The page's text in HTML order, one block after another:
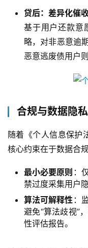
贷后：差异化催
基于用户还款意
略，对非恶意逾
恶意逃废债用户
合规与数据隐
随着《个人信息保护
核心约束在于数据合规
最小必要原则 ：
禁过度采集用户隐
算法可解释性 ：
避免“算法歧视”
性评估报告。